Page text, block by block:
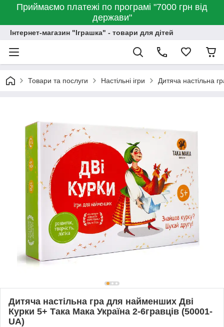
Приймаємо платежі по програмі "7000 грн від
держави"
Інтернет-магазин "Іграшка" - товари для дітей
Товари та послуги Настільні ігри Дитяча настільна
Дитяча настільна гра для найменших Дві
Курки 5+ Така Мака Україна 2-6гравців (50001-
UA)